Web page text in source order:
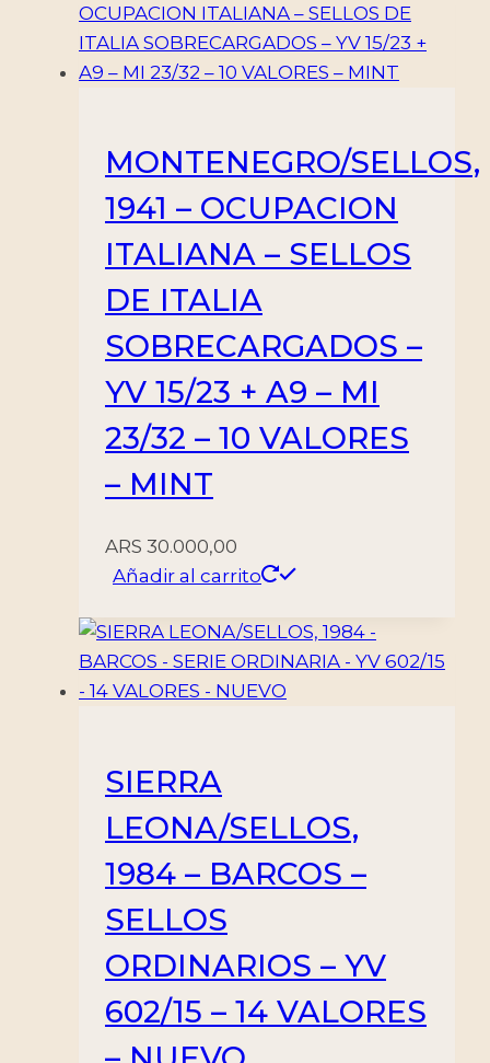
MONTENEGRO/SELLOS,
1941 – OCUPACION
ITALIANA – SELLOS
DE ITALIA
SOBRECARGADOS –
YV 15/23 + A9 – MI
23/32 – 10 VALORES
– MINT
ARS 30.000,00
Añadir al carrito
SIERRA
LEONA/SELLOS,
1984 – BARCOS –
SELLOS
ORDINARIOS – YV
602/15 – 14 VALORES